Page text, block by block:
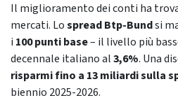
Il miglioramento dei conti ha
mercati. Lospread Btp-Bundsi
i 100 punti base– il livello più
decennale italiano al3,6%. Una
risparmi fino a 13 miliardi sulla
biennio 2025-2026.